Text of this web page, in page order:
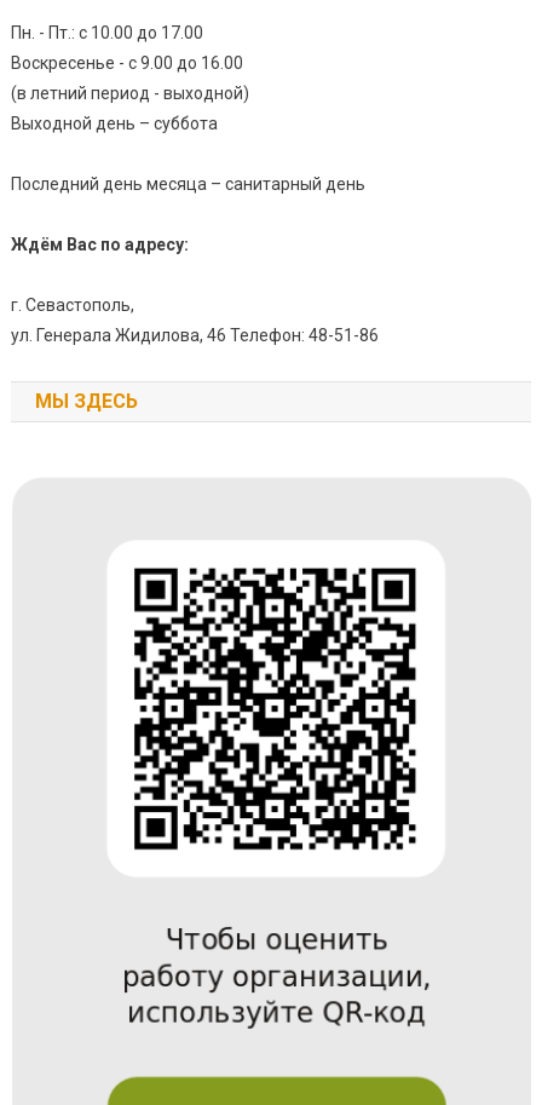
Пн. - Пт.: с 10.00 до 17.00
Воскресенье - с 9.00 до 16.00
(в летний период - выходной)
Выходной день – суббота
Последний день месяца – санитарный день
Ждём Вас по адресу:
г. Севастополь,
ул. Генерала Жидилова, 46 Телефон: 48-51-86
МЫ ЗДЕСЬ